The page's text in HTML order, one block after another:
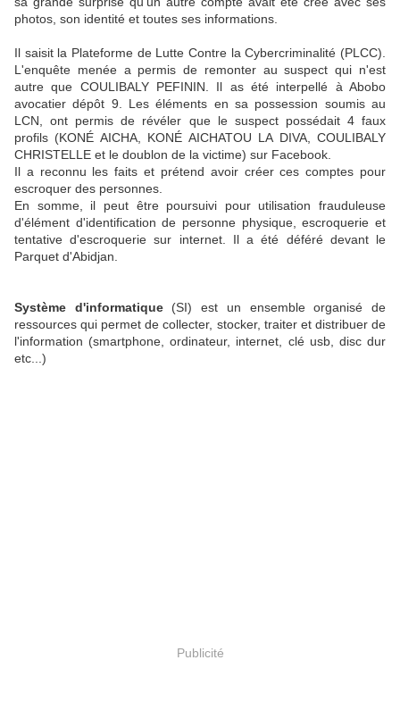
photos, son identité et toutes ses informations.
Il saisit la Plateforme de Lutte Contre la Cybercriminalité (PLCC).
L'enquête menée a permis de remonter au suspect qui n'est
autre que COULIBALY PEFININ. Il as été interpellé à Abobo
avocatier dépôt 9. Les éléments en sa possession soumis au
LCN, ont permis de révéler que le suspect possédait 4 faux
profils (KONÉ AICHA, KONÉ AICHATOU LA DIVA, COULIBALY
CHRISTELLE et le doublon de la victime) sur Facebook.
Il a reconnu les faits et prétend avoir créer ces comptes pour
escroquer des personnes.
En somme, il peut être poursuivi pour utilisation frauduleuse
d'élément d'identification de personne physique, escroquerie et
tentative d'escroquerie sur internet. Il a été déféré devant le
Parquet d'Abidjan.
Système d'informatique (SI) est un ensemble organisé de
ressources qui permet de collecter, stocker, traiter et distribuer de
l'information (smartphone, ordinateur, internet, clé usb, disc dur
etc...)
Publicité